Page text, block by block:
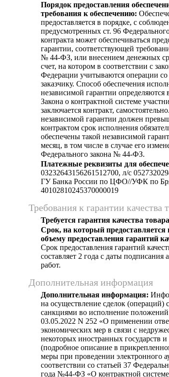
Порядок предоставления
требования к обеспечению:
предоставляется в порядке, с
предусмотренных ст. 96
контракта может обеспечиваться
гарантии, соответствующей
№ 44-ФЗ, или внесением денежных
счет, на котором в соответствии с
Федерации учитываются операции
заказчику. Способ обеспечения
независимой гарантии определяются
Закона о контрактной системе
заключается контракт,
независимой гарантии должен
контрактом срок исполнения
обеспечены такой независимой
месяц, в том числе в случае его
Федерального закона № 44-ФЗ.
Платежные реквизиты для
03232643156261512700, л/c
ГУ Банка России по ЦФО//УФК по
40102810245370000019
Требования к гарантии качества
Требуется гарантия качества
Срок, на который предоставляется
объему предоставления гарантий
Срок предоставления гарантий
составляет 2 года с даты
работ.
Дополнительная информация
Дополнительная информация:
на осуществление сделок
санкциями во исполнение
03.05.2022 N 252 «О применении
экономических мер в связи с
некоторых иностранных государств
(подробное описание в
меры при проведении электронного
соответствии со статьей 37
года №44-ФЗ «О контрактной системе